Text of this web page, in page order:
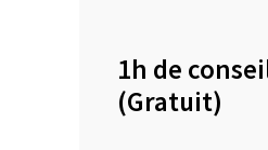
1h de
(Gratuit)